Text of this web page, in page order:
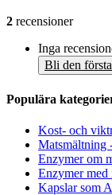
2 recensioner
Inga
Bli den
Populära
Kost- och
Matsmältning
Enzymer om
Enzymer med
Kapslar som